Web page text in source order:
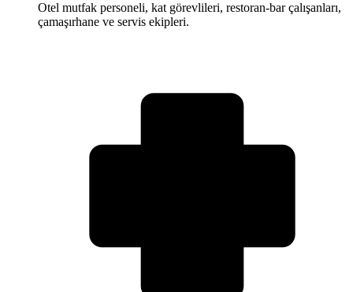
Otel mutfak personeli, kat görevlileri, restoran-bar çalışanları,
çamaşırhane ve servis ekipleri.